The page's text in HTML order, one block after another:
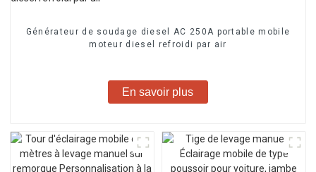
Générateur de soudage diesel AC 250A portable mobile
moteur diesel refroidi par air
En savoir plus